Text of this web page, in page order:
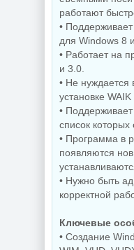
18.2.3.42
Windows 11 Pro
26H1 Lite
работают
•
для Windows 8
• Работает на
и 3.0.
• Не нуждается
установке WAIK
•
список которых
• Программа в
появляются
• Нужно быть
корректной
Ключевые
• Создание